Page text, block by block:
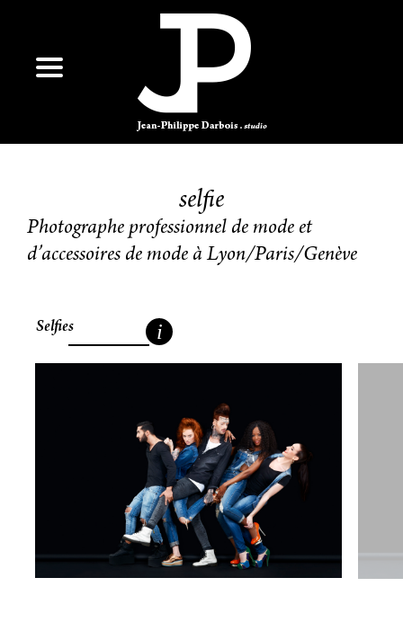
selfie
Photographe professionnel de mode et
d’accessoires de mode à Lyon/Paris/Genève
Selfies i